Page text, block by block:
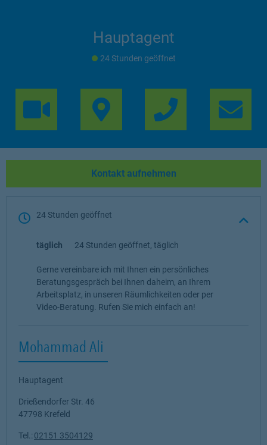
Hauptagent
24 Stunden geöffnet
Link Opens in
Kontakt aufnehmen
24 Stunden geöffnet
täglich 24 Stunden geöffnet, täglich
Gerne vereinbare ich mit Ihnen ein persönliches
Beratungsgespräch bei Ihnen daheim, an Ihrem
Arbeitsplatz, in unseren Räumlichkeiten oder per
Video-Beratung. Rufen Sie mich einfach an!
Mohammad Ali
Hauptagent
Drießendorfer Str. 46
47798 Krefeld
Tel.: 02151 3504129